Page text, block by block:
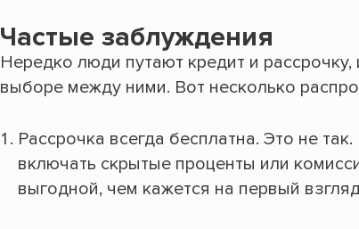
Частые заблуждения
Нередко люди путают кредит и
выборе между ними. Вот несколько
Рассрочка всегда бесплатна. Это не
включать скрытые проценты или
выгодной, чем кажется на первый